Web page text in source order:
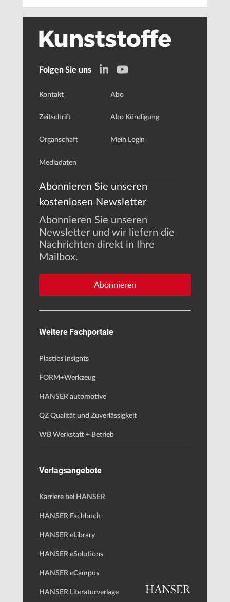
Folgen Sie uns
Kontakt
Zeitschrift
Organschaft
Mediadaten
Abo
Abo Kündigung
Mein Login
Abonnieren Sie unseren
kostenlosen Newsletter
Abonnieren Sie unseren
Newsletter und wir liefern die
Nachrichten direkt in Ihre
Mailbox.
Abonnieren
Weitere Fachportale
Plastics Insights
FORM+Werkzeug
HANSER automotive
QZ Qualität und Zuverlässigkeit
WB Werkstatt + Betrieb
Verlagsangebote
Karriere bei HANSER
HANSER Fachbuch
HANSER eLibrary
HANSER eSolutions
HANSER eCampus
HANSER Literaturverlage